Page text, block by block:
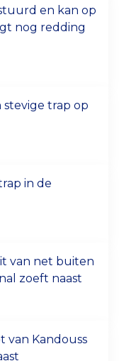
en kan op
nog redding
stevige trap op
in de
van net buiten
zoeft naast
van Kandouss